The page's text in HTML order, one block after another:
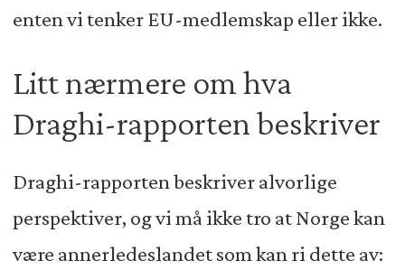
enten vi tenker EU-medlemskap eller ikke.
Litt nærmere om hva
Draghi-rapporten beskriver
Draghi-rapporten beskriver alvorlige
perspektiver, og vi må ikke tro at Norge kan
være annerledeslandet som kan ri dette av: